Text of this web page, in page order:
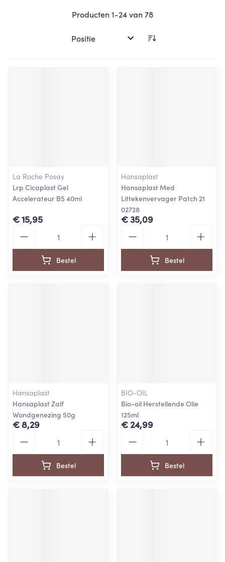
Producten1-24van78
Sorteer op:
La Roche Posay
Lrp Cicaplast Gel
Accelerateur B5 40ml
€ 15,95
Bestel
Hansaplast
Hansaplast Med
Littekenvervager Patch 21
02728
€ 35,09
Bestel
Hansaplast
Hansaplast Zalf
Wondgenezing 50g
€ 8,29
Bestel
BIO-OIL
Bio-oil Herstellende Olie
125ml
€ 24,99
Bestel